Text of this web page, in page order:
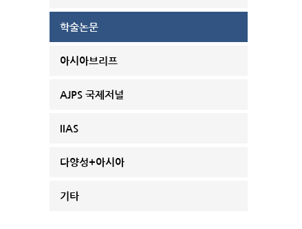
학술논문
아시아브리프
AJPS 국제저널
IIAS
다양성+아시아
기타